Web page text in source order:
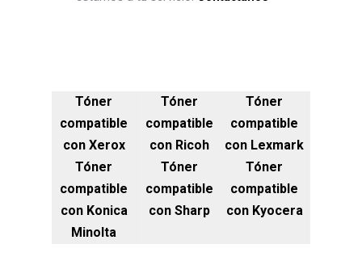
Tóner
compatible
con Xerox
Tóner
compatible
con Ricoh
Tóner
compatible
con Lexmark
Tóner
compatible
con Konica
Minolta
Tóner
compatible
con Sharp
Tóner
compatible
con Kyocera